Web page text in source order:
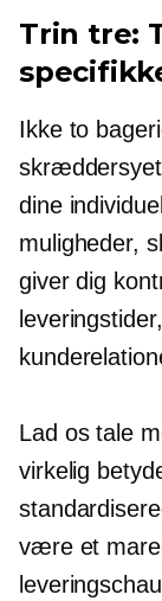
Trin tre:
Ikke to
dine
muligheder,
giver dig
Lad os tale
virkelig
være et